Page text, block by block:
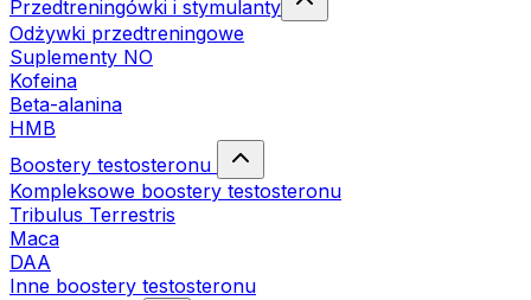
Przedtreningówki i stymulanty
Odżywki przedtreningowe
Suplementy NO
Kofeina
Beta-alanina
HMB
Boostery testosteronu
Kompleksowe boostery testosteronu
Tribulus Terrestris
Maca
DAA
Inne boostery testosteronu